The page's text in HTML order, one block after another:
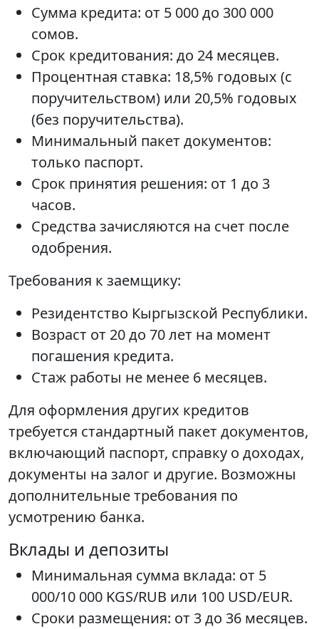
Сумма кредита: от 5 000 до 300 000
сомов.
Срок кредитования: до 24 месяцев.
Процентная ставка: 18,5% годовых (с
поручительством) или 20,5% годовых
(без поручительства).
Минимальный пакет документов:
только паспорт.
Срок принятия решения: от 1 до 3
часов.
Средства зачисляются на счет после
одобрения.
Требования к заемщику:
Резидентство Кыргызской Республики.
Возраст от 20 до 70 лет на момент
погашения кредита.
Стаж работы не менее 6 месяцев.
Для оформления других кредитов
требуется стандартный пакет документов,
включающий паспорт, справку о доходах,
документы на залог и другие. Возможны
дополнительные требования по
усмотрению банка.
Вклады и депозиты
Минимальная сумма вклада: от 5
000/10 000 KGS/RUB или 100 USD/EUR.
Сроки размещения: от 3 до 36 месяцев.